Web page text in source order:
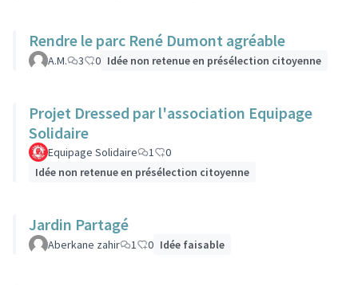
Rendre le parc René Dumont agréable
A.M. 3 0 Idée non retenue en présélection citoyenne
Projet Dressed par l'association Equipage
Solidaire
Equipage Solidaire 1
0
Idée non retenue en présélection citoyenne
Jardin Partagé
Aberkane zahir 1 0 Idée faisable